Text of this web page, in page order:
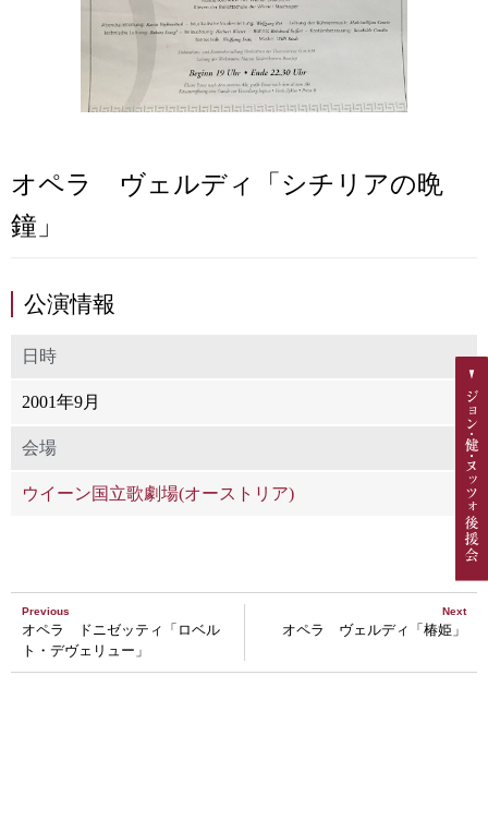
オペラ ヴェルディ「シチリアの晩
鐘」
公演情報
日時
2001年9月
会場
ウイーン国立歌劇場(オーストリア)
Previous
オペラ ドニゼッティ「ロベル
ト・デヴェリュー」
Next
オペラ ヴェルディ「椿姫」